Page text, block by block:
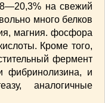
на свежий
много белков
магния. фосфора
Кроме того,
фермент
фибринолизина, и
аналогичные